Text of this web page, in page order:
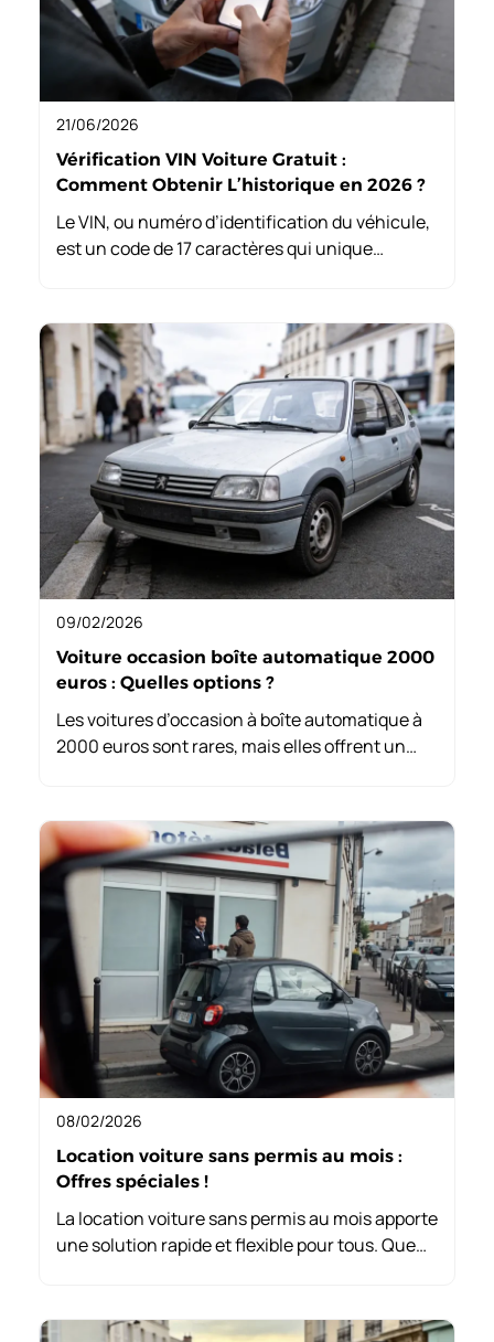
21/06/2026
Vérification VIN Voiture Gratuit :
Comment Obtenir L’historique en 2026 ?
Le VIN, ou numéro d’identification du véhicule,
est un code de 17 caractères qui unique
comme les accidents ou le statut de vol.
09/02/2026
Voiture occasion boîte automatique 2000
euros : Quelles options ?
Les voitures d’occasion à boîte automatique à
2000 euros sont rares, mais elles offrent un
option pour les débutants.
08/02/2026
Location voiture sans permis au mois :
Offres spéciales !
La location voiture sans permis au mois apporte
une solution rapide et flexible pour tous. Que
modèles, cette option vous permet de rester